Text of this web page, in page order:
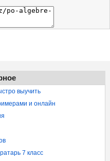
выучить
и онлайн
7 класс